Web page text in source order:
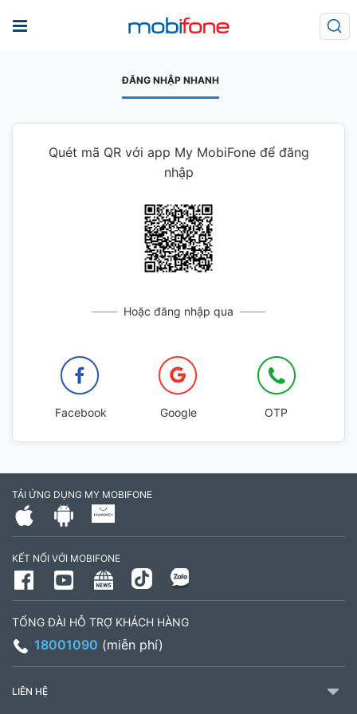
ĐĂNG NHẬP NHANH
Quét mã QR với app My MobiFone để đăng
nhập
Hoặc đăng nhập qua
Facebook Google OTP
TẢI ỨNG DỤNG MY MOBIFONE
KẾT NỐI VỚI MOBIFONE
TỔNG ĐÀI HỖ TRỢ KHÁCH HÀNG
18001090 (miễn phí)
LIÊN HỆ